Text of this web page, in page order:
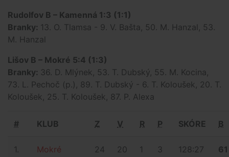
Rudolfov B – Kamenná 1:3 (1:1)
Branky: 13. O. Tlamsa - 9. V. Bašta, 50. M. Hanzal, 53.
M. Hanzal
Lišov B – Mokré 5:4 (1:3)
Branky: 36. D. Mlýnek, 53. T. Dubský, 55. M. Kocina,
73. L. Pechoč (p.), 89. T. Dubský - 6. T. Koloušek, 20. T.
Koloušek, 25. T. Koloušek, 87. P. Alexa
# KLUB Z V R P SKÓRE B
1. Mokré 24 20 1 3 128:27 61